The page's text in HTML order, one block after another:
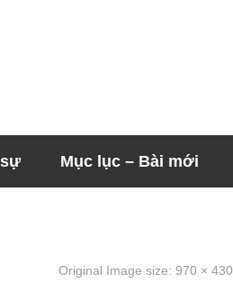
Mục lục – Bài mới
Original Image size: 970 × 430